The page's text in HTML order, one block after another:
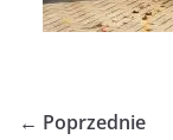
← Poprzednie